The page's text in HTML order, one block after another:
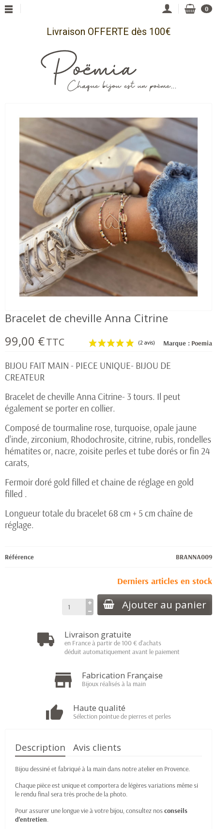
Livraison OFFERTE dès 100€
0
Bracelet de cheville Anna Citrine
(2 avis)
Marque : Poemia
99,00 €TTC
BIJOU FAIT MAIN - PIECE UNIQUE- BIJOU DE
CREATEUR
Bracelet de cheville Anna Citrine- 3 tours. Il peut
également se porter en collier.
Composé de tourmaline rose, turquoise, opale jaune
d'inde, zirconium, Rhodochrosite, citrine, rubis, rondelles
hématites or, nacre, zoisite perles et tube dorés or fin 24
carats,
Fermoir doré gold filled et chaine de réglage en gold
filled .
Longueur totale du bracelet 68 cm + 5 cm chaîne de
réglage.
Référence BRANNA009
Derniers articles en stock
Ajouter au panier
Livraison gratuite
en France à partir de 100 € d'achats
déduit automatiquement avant le paiement
Fabrication Française
Bijoux réalisés à la main
Haute qualité
Sélection pointue de pierres et perles
Description Avis clients
Bijou dessiné et fabriqué à la main dans notre atelier en Provence.
Chaque pièce est unique et comportera de légères variations même si
le rendu final sera très proche de la photo.
Pour assurer une longue vie à votre bijou, consultez nosconseils
d'entretien.